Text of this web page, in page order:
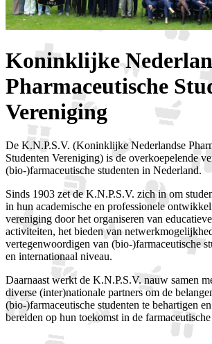
Koninklijke
Pharmaceutische
Vereniging
De K.N.P.S.V. (Koninklijke Nederlandse
Studenten Vereniging) is de overkoepelende
(bio-)farmaceutische studenten in Nederland.
Sinds 1903 zet de K.N.P.S.V. zich in om
in hun academische en professionele
vereniging door het organiseren van
activiteiten, het bieden van
vertegenwoordigen van (bio-)farmaceutische
en internationaal niveau.
Daarnaast werkt de K.N.P.S.V. nauw samen
diverse (inter)nationale partners om de
(bio-)farmaceutische studenten te behartigen
bereiden op hun toekomst in de